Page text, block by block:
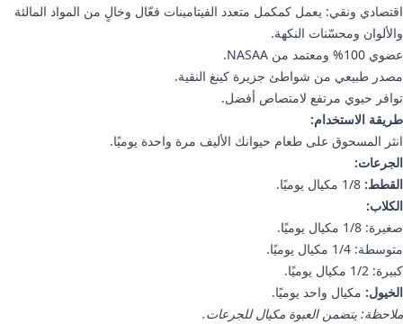
اقتصادي ونقي: يعمل كمكمل متعدد الفيتامينات فعّال وخالٍ من المواد المالئة
والألوان ومحسّنات النكهة.
عضوي 100% ومعتمد من NASAA.
مصدر طبيعي من شواطئ جزيرة كينغ النقية.
توافر حيوي مرتفع لامتصاص أفضل.
طريقة الاستخدام:
انثر المسحوق على طعام حيوانك الأليف مرة واحدة يوميًا.
الجرعات:
القطط:
الكلاب:
صغيرة: 1/8 مكيال يوميًا.
متوسطة: 1/4 مكيال يوميًا.
كبيرة: 1/2 مكيال يوميًا.
الخيول: مكيال واحد يوميًا.
ملاحظة: يتضمن العبوة مكيال للجرعات.